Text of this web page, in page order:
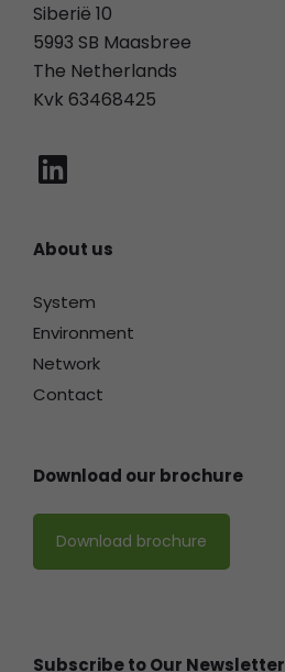
Siberië 10
5993 SB Maasbree
The Netherlands
Kvk 63468425
About us
System
Environment
Network
Contact
Download our brochure
Download brochure
Subscribe to Our Newsletter